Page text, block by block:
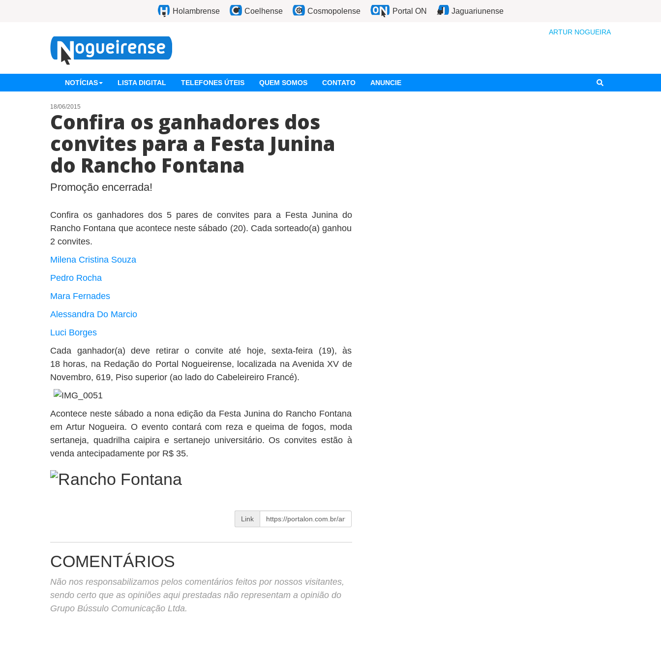
Holambrense Coelhense Cosmopolense Portal ON Jaguariunense
ARTUR NOGUEIRA
NOTÍCIAS LISTA DIGITAL TELEFONES ÚTEIS QUEM SOMOS CONTATO ANUNCIE
18/06/2015
Confira os ganhadores dos
convites para a Festa Junina
do Rancho Fontana
Promoção encerrada!
Confira os ganhadores dos 5 pares de convites para a Festa Junina do
Rancho Fontana que acontece neste sábado (20). Cada sorteado(a) ganhou
2 convites.
Milena Cristina Souza
Pedro Rocha
Mara Fernades
Alessandra Do Marcio
Luci Borges
Cada ganhador(a) deve retirar o convite até hoje, sexta-feira (19), às
18 horas, na Redação do Portal Nogueirense, localizada na Avenida XV de
Novembro, 619, Piso superior (ao lado do Cabeleireiro Francé).
Acontece neste sábado a nona edição da Festa Junina do Rancho Fontana
em Artur Nogueira. O evento contará com reza e queima de fogos, moda
sertaneja, quadrilha caipira e sertanejo universitário. Os convites estão à
venda antecipadamente por R$ 35.
Link
COMENTÁRIOS
Não nos responsabilizamos pelos comentários feitos por nossos visitantes,
sendo certo que as opiniões aqui prestadas não representam a opinião do
Grupo Bússulo Comunicação Ltda.